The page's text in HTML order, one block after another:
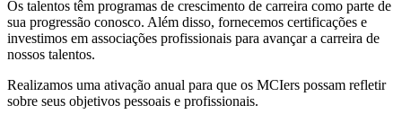
Os talentos têm programas de crescimento de carreira como parte de
sua progressão conosco. Além disso, fornecemos certificações e
investimos em associações profissionais para avançar a carreira de
nossos talentos.
Realizamos uma ativação anual para que os MCIers possam refletir
sobre seus objetivos pessoais e profissionais.